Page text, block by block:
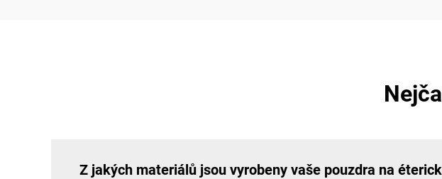
Z jakých materiálů jsou vyrobeny vaše pouzdra na